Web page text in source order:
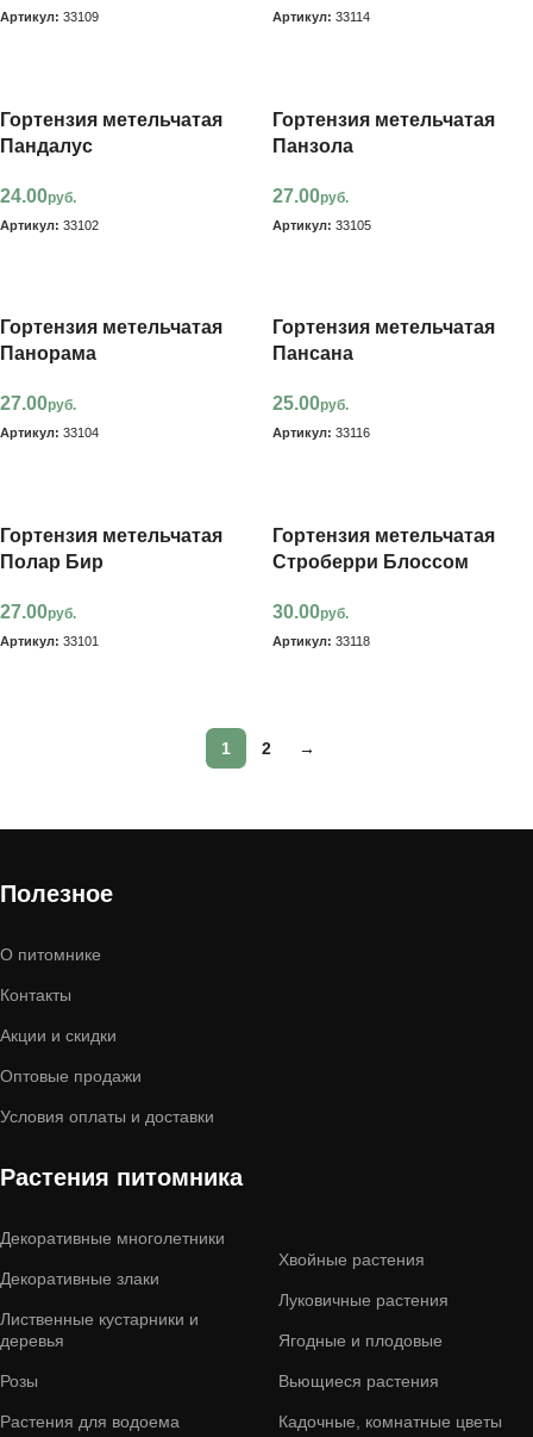
Артикул: 33109 Артикул: 33114
Гортензия метельчатая
Пандалус
24.00руб.
Артикул: 33102
Гортензия метельчатая
Панзола
27.00руб.
Артикул: 33105
Гортензия метельчатая
Панорама
27.00руб.
Артикул: 33104
Гортензия метельчатая
Пансана
25.00руб.
Артикул: 33116
Гортензия метельчатая
Полар Бир
27.00руб.
Артикул: 33101
Гортензия метельчатая
Строберри Блоссом
30.00руб.
Артикул: 33118
1 2 →
Полезное
О питомнике
Контакты
Акции и скидки
Оптовые продажи
Условия оплаты и доставки
Растения питомника
Декоративные многолетники
Декоративные злаки
Лиственные кустарники и
деревья
Розы
Растения для водоема
Хвойные растения
Луковичные растения
Ягодные и плодовые
Вьющиеся растения
Кадочные, комнатные цветы